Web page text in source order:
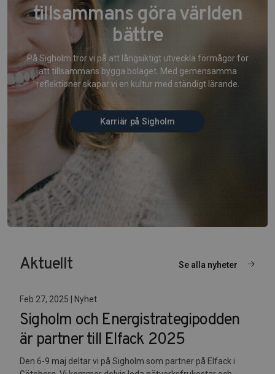
tillsammans göra världen
bättre
På Sigholm tror vi på att långsiktigt utveckla förmågor för
att tillsammans bygga bolaget. Med gemensamma
reflektioner skapar vi en kultur med ständigt lärande.
Karriär på Sigholm
Aktuellt Se alla nyheter
Feb 27, 2025 | Nyhet
Sigholm och Energistrategipodden
är partner till Elfack 2025
Den 6-9 maj deltar vi på Sigholm som partner på Elfack i